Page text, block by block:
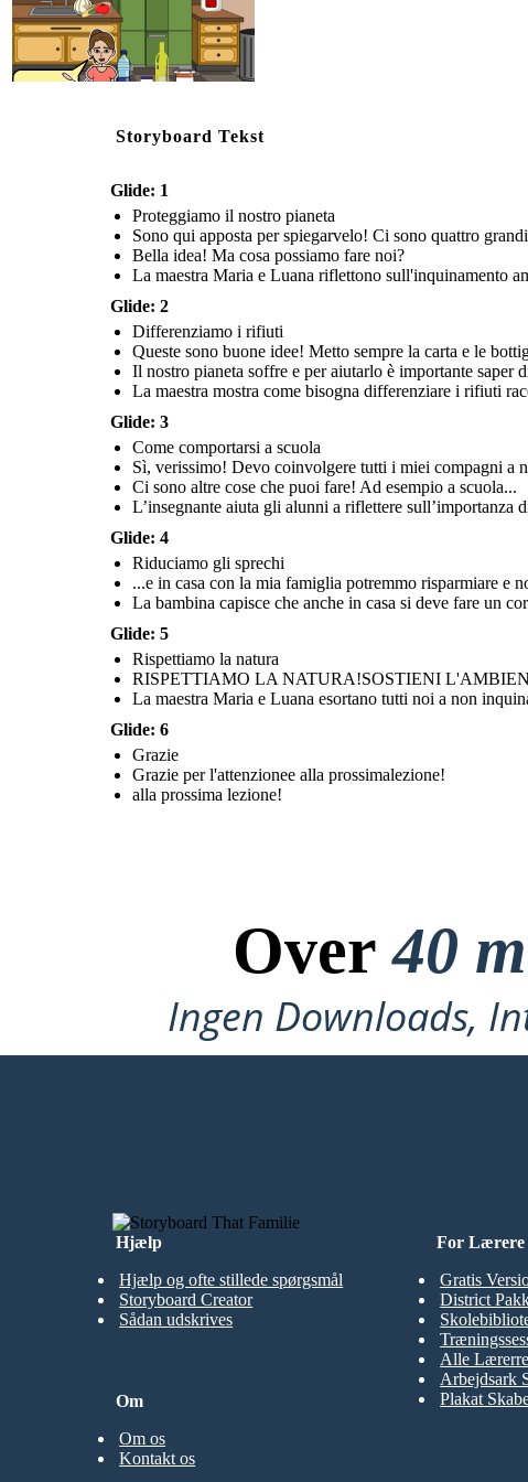
alla prossima lezione!
Crie seu próprio no Storyboard That
La bambina capisce che anche in casa si deve fare un
corretto riciclo della spazzatura e vuole coinvolgere
tutta la famiglia.
inquinare il nostro meraviglioso pianeta, i mari, i
Rispettiamo la natura Grazie
a maestra mostra come bisogna differenziare i
rifiuti raccogliendoli negli appositi contenitori. scuola al fine di mantenere pulito il nostro
La maestra Maria e Luana esortano tutti noi a non
inquinare il nostro meraviglioso pianeta, i mari, i boschi e alla prossima lezione!
differenziata.
RISPETTIAMO LA
NATURA!
SOSTIENI L'AMBIENTE!
AMIAMO IL NOSTRO
MERAVIGLIOSO
PIANETA Grazie per l'attenzione
e alla prossima
lezione!
Come comportarsi a scuola
Grazie
L’insegnante aiuta gli alunni a riflettere
sull’importanza di dare il proprio contributo anche a
scuola al fine di mantenere pulito il nostro pianeta.
i sono altre cose
che puoi fare! Ad
esempio a
Sì, verissimo!
miei compagni a non
buttare più nulla per
terra, ma negli appositi
cestini.
Grazie per l'attenzione
e alla prossima
lezione!
Storyboard Tekst
Glide: 1
Proteggiamo il nostro pianeta
Sono qui apposta per spiegarvelo! Ci sono quattro
Bella idea! Ma cosa possiamo fare noi?
La maestra Maria e Luana riflettono sull'inquinamento
Glide: 2
Differenziamo i rifiuti
Queste sono buone idee! Metto sempre la carta e le
Il nostro pianeta soffre e per aiutarlo è importante
La maestra mostra come bisogna differenziare i rifiuti
Glide: 3
Come comportarsi a scuola
Sì, verissimo! Devo coinvolgere tutti i miei compagni a
Ci sono altre cose che puoi fare! Ad esempio a scuola...
L’insegnante aiuta gli alunni a riflettere
Glide: 4
Riduciamo gli sprechi
...e in casa con la mia famiglia potremmo risparmiare e
La bambina capisce che anche in casa si deve fare un
Glide: 5
Rispettiamo la natura
RISPETTIAMO LA NATURA!SOSTIENI
La maestra Maria e Luana esortano tutti noi a non
Glide: 6
Grazie
Grazie per l'attenzionee alla prossimalezione!
alla prossima lezione!
Over40
Ingen Downloads,
Hjælp
Hjælp og ofte stillede spørgsmål
Storyboard Creator
Sådan udskrives
For Lærere
Gratis
District
Alle
Arbejdsark
Plakat
Om
Om os
Kontakt os